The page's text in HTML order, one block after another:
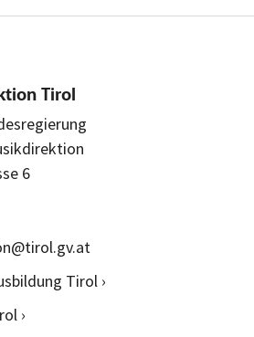
Tirol
6
Tirol ›
›